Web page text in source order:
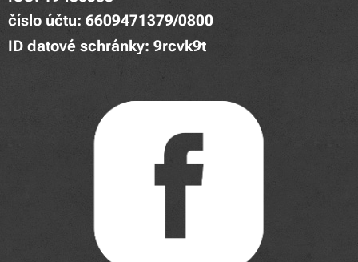
číslo účtu: 6609471379/0800
ID datové schránky: 9rcvk9t